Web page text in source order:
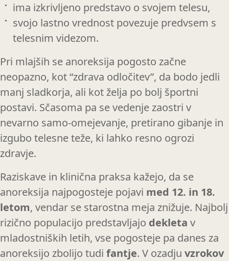
ima izkrivljeno predstavo o svojem telesu,
svojo lastno vrednost povezuje predvsem s
telesnim videzom.
Pri mlajših se anoreksija pogosto začne
neopazno, kot “zdrava odločitev”, da bodo jedli
manj sladkorja, ali kot želja po bolj športni
postavi. Sčasoma pa se vedenje zaostri v
nevarno samo-omejevanje, pretirano gibanje in
izgubo telesne teže, ki lahko resno ogrozi
zdravje.
Raziskave in klinična praksa kažejo, da se
anoreksija najpogosteje pojavi med 12. in 18.
letom, vendar se starostna meja znižuje. Najbolj
rizično populacijo predstavljajo dekleta v
mladostniških letih, vse pogosteje pa danes za
anoreksijo zbolijo tudi fantje. V ozadju vzrokov